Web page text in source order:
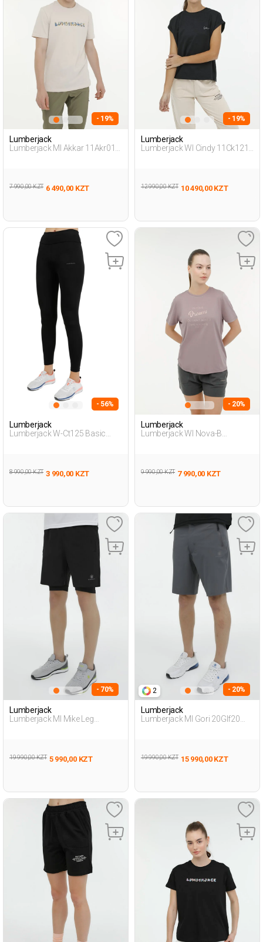
- 19%
Lumberjack
Lumberjack Ml Akkar 11Akr01
7 990,00 KZT 6 490,00 KZT
- 19%
Lumberjack
Lumberjack Wl Cindy 11Ck1213
12 990,00 KZT 10 490,00 KZT
- 56%
Lumberjack
Lumberjack W-Ct125 Basic
8 990,00 KZT 3 990,00 KZT
- 20%
Lumberjack
Lumberjack Wl Nova-B
9 990,00 KZT 7 990,00 KZT
- 70%
Lumberjack
Lumberjack Ml Mike Leg
19 990,00 KZT 5 990,00 KZT
2 - 20%
Lumberjack
Lumberjack Ml Gori 20Glf20
19 990,00 KZT 15 990,00 KZT